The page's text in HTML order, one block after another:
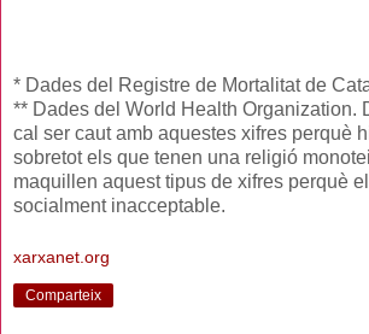
* Dades del Registre de Mortalitat de
** Dades del World Health Organization.
cal ser caut amb aquestes xifres perquè
sobretot els que tenen una religió
maquillen aquest tipus de xifres perquè
socialment inacceptable.
xarxanet.org
Comparteix